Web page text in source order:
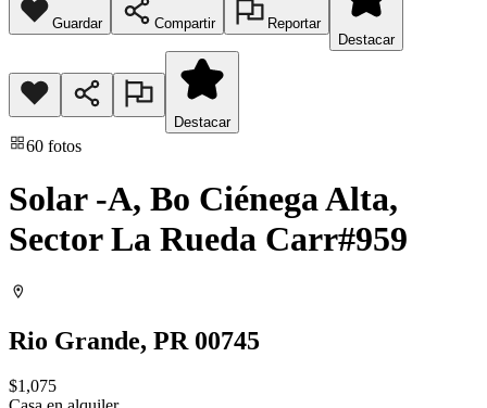
Guardar Compartir
Reportar
Destacar
Destacar
60 fotos
Solar -A, Bo Ciénega Alta,
Sector La Rueda Carr#959
Rio Grande, PR 00745
$1,075